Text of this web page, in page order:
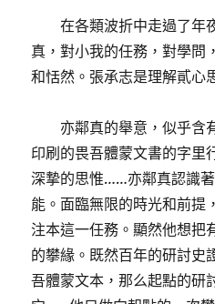
在各類波折中走過了年
真，對小我的任務，對學問
和恬然。張承志是理解貳心
亦鄰真的舉意，似乎含
印刷的畏吾體蒙文書的字里
深摯的思惟……亦鄰真認識
能。面臨無限的時光和前提
注本這一任務。顯然他想把
的攀緣。既然百年的研討史
吾體蒙文本，那么起點的研